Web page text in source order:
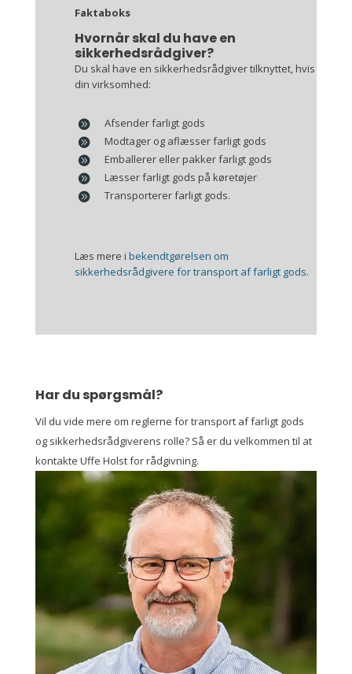
Faktaboks
Hvornår skal du have en
sikkerhedsrådgiver?
Du skal have en sikkerhedsrådgiver tilknyttet, hvis
din virksomhed:
Afsender farligt gods
Modtager og aflæsser farligt gods
Emballerer eller pakker farligt gods
Læsser farligt gods på køretøjer
Transporterer farligt gods.
Læs mere i bekendtgørelsen om
sikkerhedsrådgivere for transport af farligt gods.
Har du spørgsmål?
Vil du vide mere om reglerne for transport af farligt gods
og sikkerhedsrådgiverens rolle? Så er du velkommen til at
kontakte Uffe Holst for rådgivning.